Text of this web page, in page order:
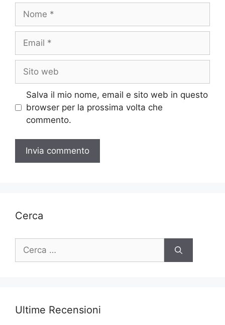
web
Salva il mio nome, email e sito web in questo
browser per la prossima volta che
commento.
Cerca
Ricerca
Ultime Recensioni